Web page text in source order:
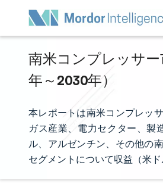
南米コンプレッサ
年～2030年）
本レポートは南米コンプレッ
ガス産業、電力セクター、製
ル、アルゼンチン、その他の
セグメントについて収益（米